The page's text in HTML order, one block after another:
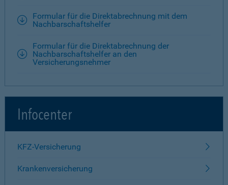
Formular für die Direktabrechnung mit dem
Nachbarschaftshelfer
Formular für die Direktabrechnung der
Nachbarschaftshelfer an den
Versicherungsnehmer
Infocenter
KFZ-Versicherung
Krankenversicherung